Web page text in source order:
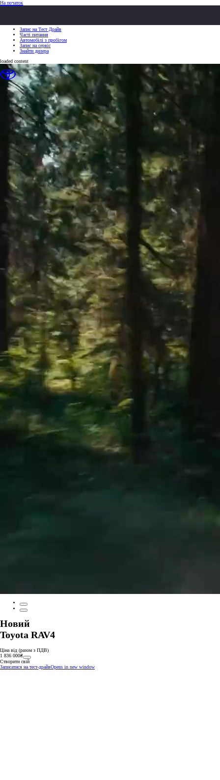
На початок(Натисніть Enter)
Клацніть, щоб закрити
Запис на Тест Драйв
Часті питання
Автомобілі з пробігом
Запис на сервіс
Знайти дилера
loaded content
Новий
Toyota RAV4
Ціна від (разом з ПДВ)
1 836 000₴
Створити свій
Записатися на тест-драйвOpens in new window